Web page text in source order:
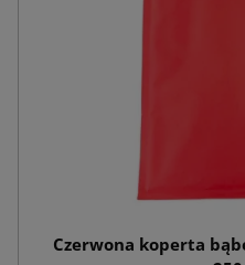
Czerwona koperta